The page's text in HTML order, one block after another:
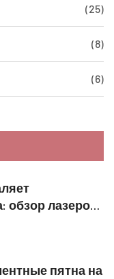
(25)
(8)
(6)
обзор лазеров
пятна на